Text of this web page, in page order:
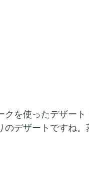
を使ったデザー
デザートですね。